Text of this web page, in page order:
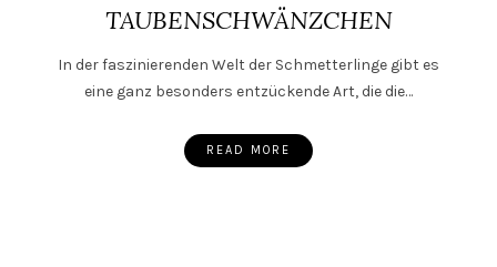
TAUBENSCHWÄNZCHEN
In der faszinierenden Welt der Schmetterlinge gibt es
eine ganz besonders entzückende Art, die die…
READ MORE